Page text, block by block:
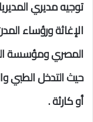
توجيه مديري
الإغاثة ورؤساء
المصري ومؤسسة
حيث التدخل الطبي
أو كارثة .